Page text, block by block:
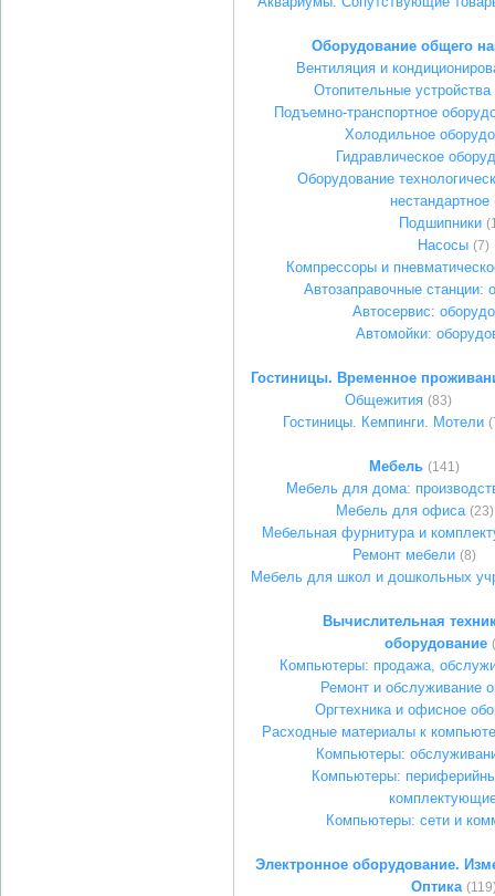
Оборудование общего
Вентиляция и
Отопительные
Подъемно-транспортное
Холодильное
Гидравлическое
Оборудование
нестандартное
Подшипники
Насосы (7)
Компрессоры и
Автозаправочные станции:
Автосервис:
Автомойки:
Гостиницы. Временное
Общежития (83)
Гостиницы. Кемпинги. Мотели
Мебель (141)
Мебель для дома:
Мебель для офиса (23)
Мебельная фурнитура и
Ремонт мебели (8)
Мебель для школ и дошкольных
Вычислительная
оборудование
Компьютеры: продажа,
Ремонт и обслуживание
Оргтехника и офисное
Расходные материалы к
Компьютеры:
Компьютеры:
Компьютеры: сети и
Электронное оборудование.
Оптика